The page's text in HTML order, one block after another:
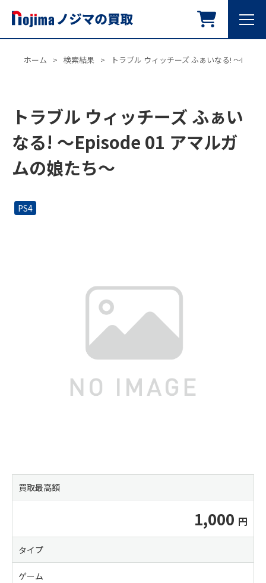
ホーム > 検索結果 > トラブル ウィッチーズ ふぁいなる! ～
トラブル ウィッチーズ ふぁい
なる! ～Episode 01 アマルガ
ムの娘たち～
PS4
買取最高額
1,000
タイプ
ゲーム